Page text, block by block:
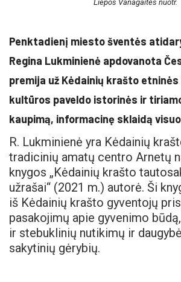
Liepos Vanagaitės nuotr.
Penktadienį miesto šventės
Regina Lukminienė apdovanota
premija už Kėdainių krašto
kultūros paveldo istorinės ir
kaupimą, informacinę sklaidą
R. Lukminienė yra Kėdainių
tradicinių amatų centro Arnetų
knygos „Kėdainių krašto
užrašai“ (2021 m.) autorė. Ši
iš Kėdainių krašto gyventojų
pasakojimų apie gyvenimo
ir stebuklinių nutikimų ir
sakytinių gėrybių.